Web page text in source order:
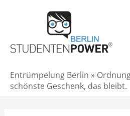
Entrümpelung Berlin »
schönste Geschenk, das bleibt.